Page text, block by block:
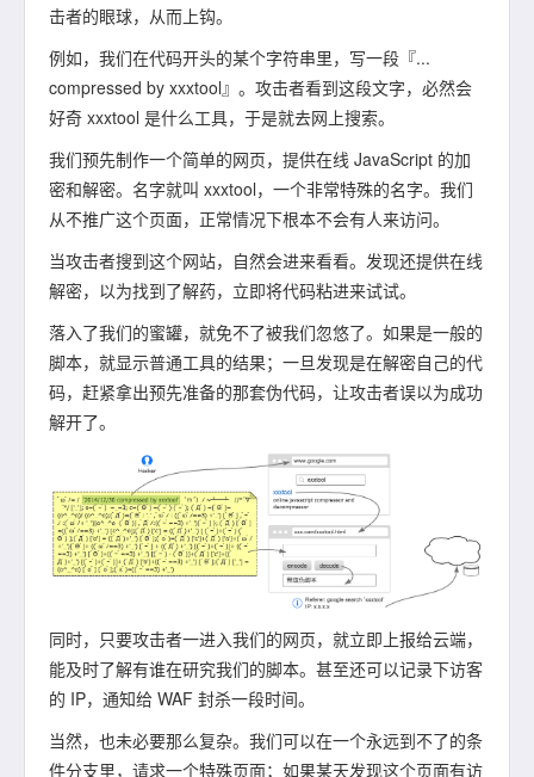
击者的眼球，从而上钩。
例如，我们在代码开头的某个字符串里，写一段『...
compressed by xxxtool』。攻击者看到这段文字，必然会
好奇 xxxtool 是什么工具，于是就去网上搜索。
我们预先制作一个简单的网页，提供在线 JavaScript 的加
密和解密。名字就叫 xxxtool，一个非常特殊的名字。我们
从不推广这个页面，正常情况下根本不会有人来访问。
当攻击者搜到这个网站，自然会进来看看。发现还提供在线
解密，以为找到了解药，立即将代码粘进来试试。
落入了我们的蜜罐，就免不了被我们忽悠了。如果是一般的
脚本，就显示普通工具的结果；一旦发现是在解密自己的代
码，赶紧拿出预先准备的那套伪代码，让攻击者误以为成功
解开了。
同时，只要攻击者一进入我们的网页，就立即上报给云端，
能及时了解有谁在研究我们的脚本。甚至还可以记录下访客
的 IP，通知给 WAF 封杀一段时间。
当然，也未必要那么复杂。我们可以在一个永远到不了的条
件分支里，请求一个特殊页面；如果某天发现这个页面有访